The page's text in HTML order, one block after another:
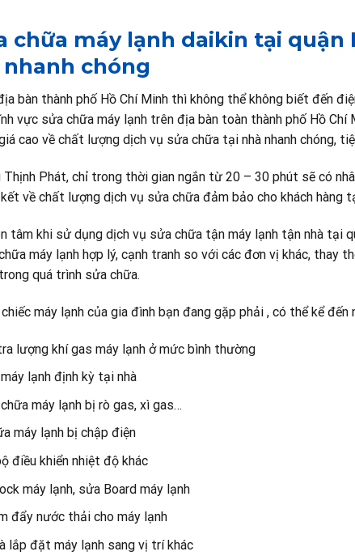
chữa máy lạnh daikin tại quận
nhanh chóng
bàn thành phố Hồ Chí Minh thì không thể không biết đến
vực sửa chữa máy lạnh trên địa bàn toàn thành phố Hồ Chí
cao về chất lượng dịch vụ sửa chữa tại nhà nhanh chóng,
Phát, chỉ trong thời gian ngắn từ 20 – 30 phút sẽ có
về chất lượng dịch vụ sửa chữa đảm bảo cho khách hàng
tâm khi sử dụng dịch vụ sửa chữa tận máy lạnh tận nhà tại
máy lạnh hợp lý, cạnh tranh so với các đơn vị khác, thay
quá trình sửa chữa.
máy lạnh của gia đình bạn đang gặp phải , có thể kể đến
lượng khí gas máy lạnh ở mức bình thường
lạnh định kỳ tại nhà
máy lạnh bị rò gas, xì gas…
máy lạnh bị chập điện
điều khiển nhiệt độ khác
máy lạnh, sửa Board máy lạnh
đẩy nước thải cho máy lạnh
lắp đặt máy lạnh sang vị trí khác